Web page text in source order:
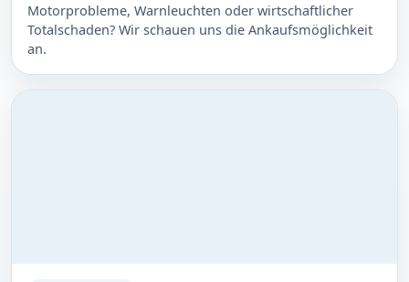
Motorprobleme, Warnleuchten oder wirtschaftlicher
Totalschaden? Wir schauen uns die Ankaufsmöglichkeit
an.